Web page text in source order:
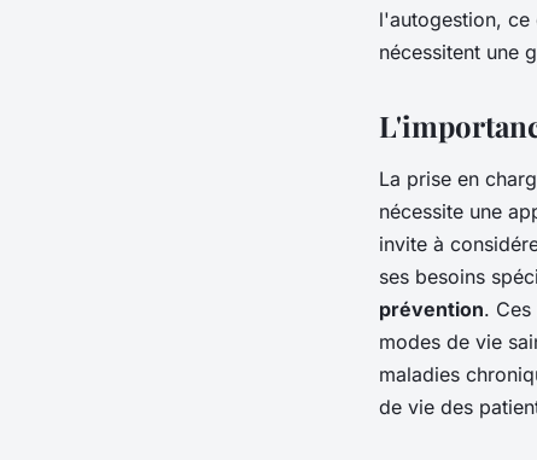
l'autogestion, ce
nécessitent une
La prise en
nécessite une
invite à
ses besoins
prévention.
modes de vie
maladies
de vie des